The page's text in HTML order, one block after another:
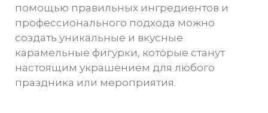
помощью правильных ингредиентов и
профессионального подхода можно
создать уникальные и вкусные
карамельные фигурки, которые станут
настоящим украшением для любого
праздника или мероприятия.